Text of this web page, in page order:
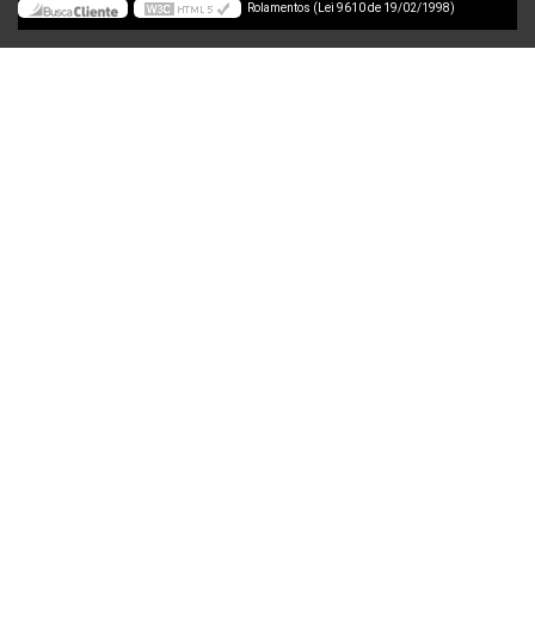
Rolamentos (Lei 9610 de 19/02/1998)